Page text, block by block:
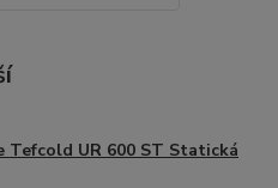
Tefcold UR 600 ST Statická